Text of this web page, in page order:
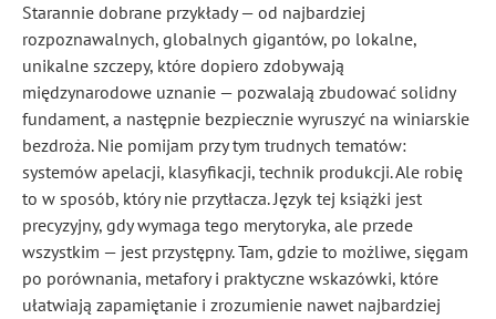
Starannie dobrane przykłady — od najbardziej
rozpoznawalnych, globalnych gigantów, po lokalne,
unikalne szczepy, które dopiero zdobywają
międzynarodowe uznanie — pozwalają zbudować solidny
fundament, a następnie bezpiecznie wyruszyć na winiarskie
bezdroża. Nie pomijam przy tym trudnych tematów:
systemów apelacji, klasyfikacji, technik produkcji. Ale robię
to w sposób, który nie przytłacza. Język tej książki jest
precyzyjny, gdy wymaga tego merytoryka, ale przede
wszystkim — jest przystępny. Tam, gdzie to możliwe, sięgam
po porównania, metafory i praktyczne wskazówki, które
ułatwiają zapamiętanie i zrozumienie nawet najbardziej